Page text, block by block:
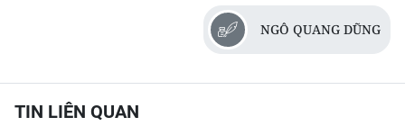
NGÔ QUANG DŨNG
TIN LIÊN QUAN